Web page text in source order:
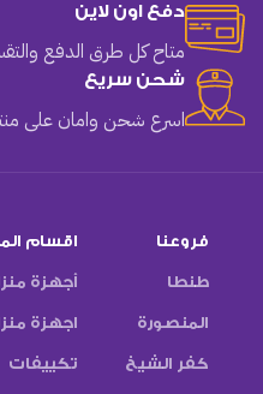
دفع اون لاين
متاح كل طرق الدفع
شحن سريع
اسرع شحن وامان على
فروعنا
طنطا
المنصورة
كفر الشيخ
اقسام
أجهزة
اجهزة
تكييفات